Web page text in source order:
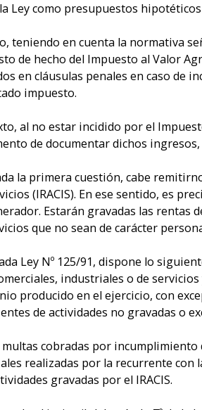
Ley como presupuestos
teniendo en cuenta la normativa
de hecho del Impuesto al Valor
en cláusulas penales en caso
impuesto.
al no estar incidido por el
de documentar dichos
la primera cuestión, cabe
(IRACIS). En ese sentido, es
Estarán gravadas las
que no sean de carácter
Ley Nº 125/91, dispone lo
industriales o de
producido en el ejercicio, con
de actividades no gravadas o
cobradas por
realizadas por la recurrente
gravadas por el IRACIS.